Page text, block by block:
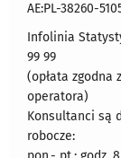
AE:PL-38260-
Infolinia
99 99
(opłata zgodna
operatora)
Konsultanci są
robocze: